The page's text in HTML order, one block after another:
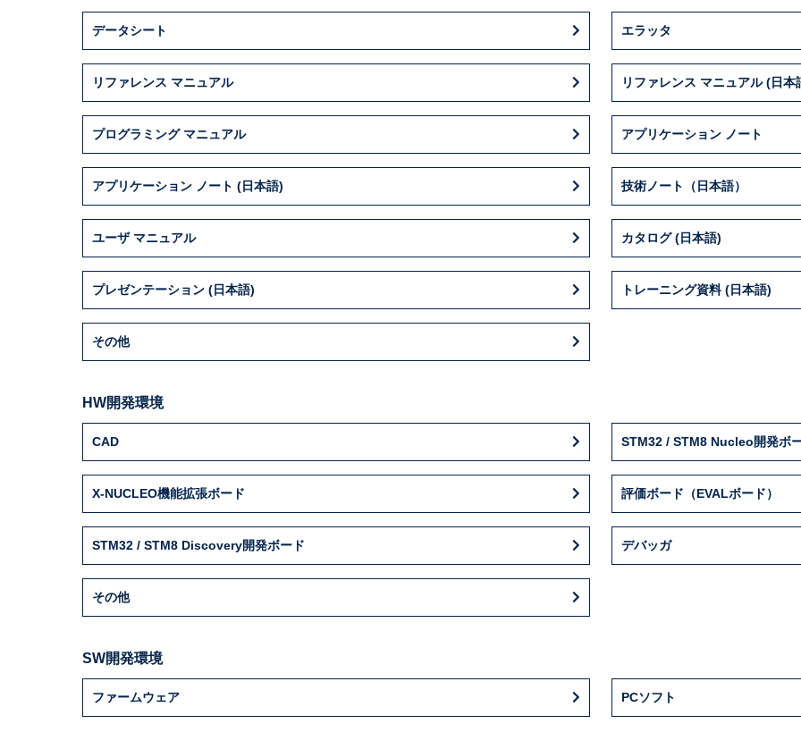
データシート エラッタ
リファレンス マニュアル リファレンス マニュアル (日本
プログラミング マニュアル アプリケーション ノート
アプリケーション ノート (日本語) 技術ノート（日本語）
ユーザ マニュアル カタログ (日本語)
プレゼンテーション (日本語) トレーニング資料 (日本語)
その他
HW開発環境
CAD STM32 / STM8 Nucleo開発ボ
X-NUCLEO機能拡張ボード 評価ボード（EVALボード）
STM32 / STM8 Discovery開発ボード デバッガ
その他
SW開発環境
ファームウェア PCソフト